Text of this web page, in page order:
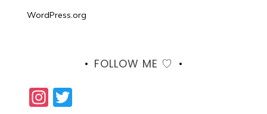
WordPress.org
FOLLOW ME ♡
Instagram
Twitter